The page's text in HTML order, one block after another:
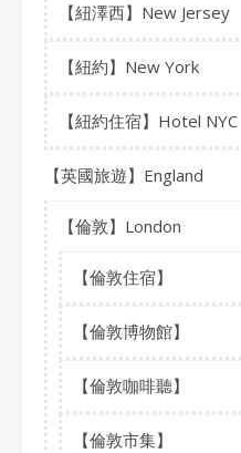
【紐澤西】New Jersey
【紐約】New York
【紐約住宿】Hotel NYC
【英國旅遊】England
【倫敦】London
【倫敦住宿】
【倫敦博物館】
【倫敦咖啡聽】
【倫敦市集】